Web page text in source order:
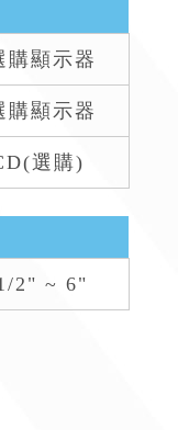
購顯示器
購顯示器
選購)
2" ~ 6"